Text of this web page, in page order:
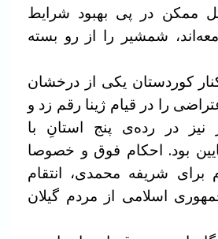
ممکن در پی بهبود شرایط
شمشیر را از رو بسته
کوردستان یکی از درخشان
را در قیام ژینا رقم زد و
نیز در رده‌ی پنج استانِ با
بود. احکام فوق و خصوصا
شریفه محمدی، انتقام
اسلامی از مردم گیلان